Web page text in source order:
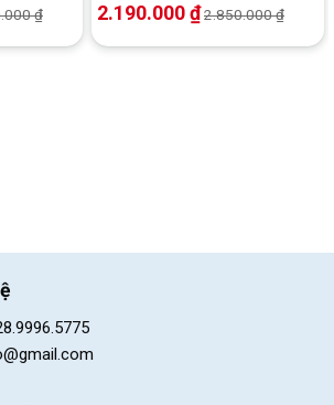
₫ 2.190.000₫2.850.000₫